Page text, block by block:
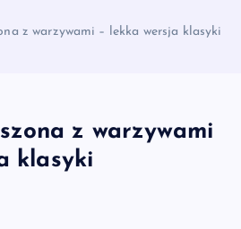
z warzywami – lekka wersja klasyki
z warzywami
klasyki